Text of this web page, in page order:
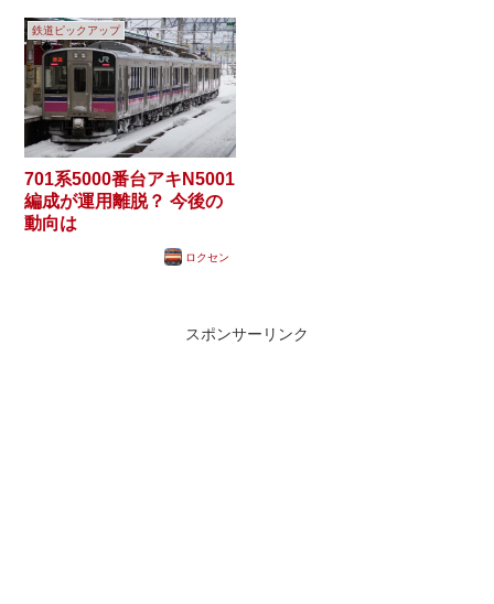
鉄道ピックアップ
701系5000番台アキN5001
編成が運用離脱？ 今後の
動向は
ロクセン
スポンサーリンク